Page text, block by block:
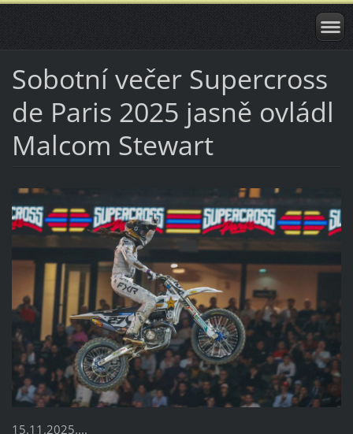
Sobotní večer Supercross
de Paris 2025 jasně ovládl
Malcom Stewart
15.11.2025....